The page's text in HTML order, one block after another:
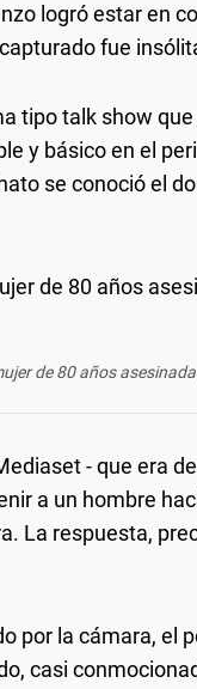
logró estar en
fue
tipo talk show
y básico en el
se conoció el
de 80 años
- que era
a un hombre
La respuesta,
por la cámara, el
casi